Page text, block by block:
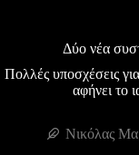
Δύο νέα
Πολλές υποσχέσεις
αφήνει το
Νικόλας